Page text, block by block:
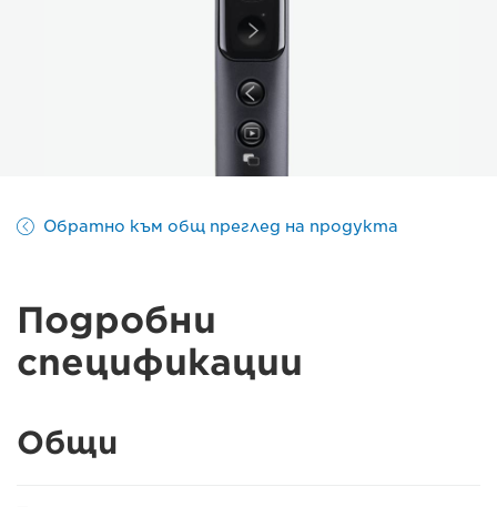
Обратно към общ преглед на продукта
Подробни
спецификации
Общи